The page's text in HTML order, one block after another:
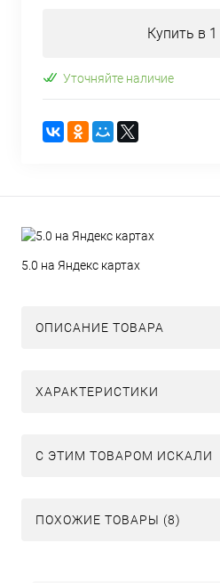
Купить в 1
Уточняйте наличие
5.0 на Яндекс картах
ОПИСАНИЕ ТОВАРА
ХАРАКТЕРИСТИКИ
C ЭТИМ ТОВАРОМ ИСКАЛИ
ПОХОЖИЕ ТОВАРЫ (8)